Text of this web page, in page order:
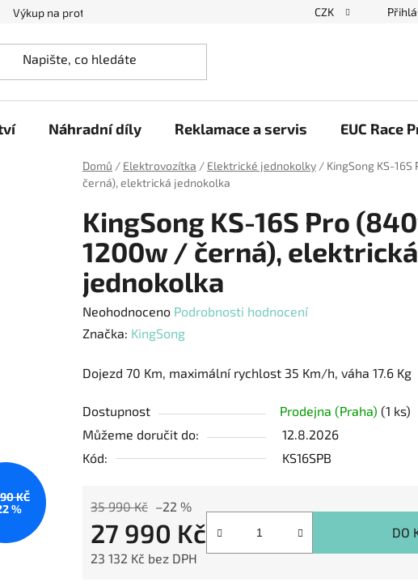
Výkup na protiúčet Blog
CZK
Náhradní díly Reklamace a servis EUC Race
Domů / Elektrovozítka / Elektrické jednokolky / KingSong KS-
černá), elektrická jednokolka
KingSong KS-16S Pro
1200w / černá), elektrická
jednokolka
Průměrné
hodnocení
je
z
5
hvězdiček.
Neohodnoceno Podrobnosti hodnocení
Značka: KingSong
Dojezd 70 Km, maximální rychlost 35 Km/h, váha 17.6 Kg
Dostupnost Prodejna (Praha) (1 ks)
Můžeme doručit do:
12.8.2026
Kód:
KS16SPB
35 990 Kč –22 %
27 990 Kč
23 132 Kč bez DPH
DO
KČ
%